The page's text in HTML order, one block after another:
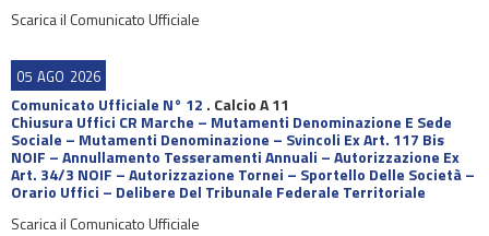
Scarica il Comunicato Ufficiale
05 AGO 2026
Comunicato Ufficiale N° 12 . Calcio A 11
Chiusura Uffici CR Marche – Mutamenti Denominazione E Sede
Sociale – Mutamenti Denominazione – Svincoli Ex Art. 117 Bis
NOIF – Annullamento Tesseramenti Annuali – Autorizzazione Ex
Art. 34/3 NOIF – Autorizzazione Tornei – Sportello Delle Società –
Orario Uffici – Delibere Del Tribunale Federale Territoriale
Scarica il Comunicato Ufficiale